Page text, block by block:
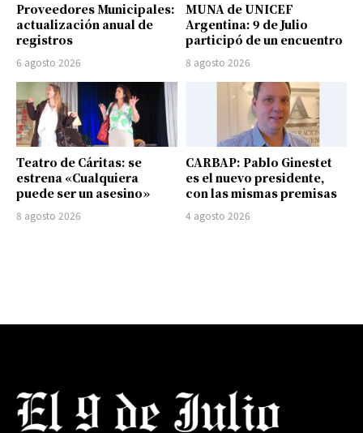
Proveedores Municipales:
actualización anual de
registros
6 agosto 2026
MUNA de UNICEF
Argentina: 9 de Julio
participó de un encuentro
8 agosto 2026
Teatro de Cáritas: se
estrena «Cualquiera
puede ser un asesino»
8 agosto 2026
CARBAP: Pablo Ginestet
es el nuevo presidente,
con las mismas premisas
4 agosto 2026